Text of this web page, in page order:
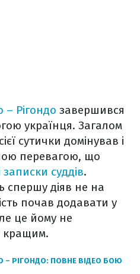
Рігондо завершився
українця. Загалом
сутички домінував і
перевагою, що
записки суддів.
спершу діяв не на
почав додавати у
це йому не
кращим.
– РІГОНДО: ПОВНЕ ВІДЕО БОЮ